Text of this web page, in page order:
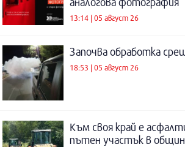
13:14 | 05 август 26
Започва обработка
18:53 | 05 август 26
Към своя край е
пътен участък в